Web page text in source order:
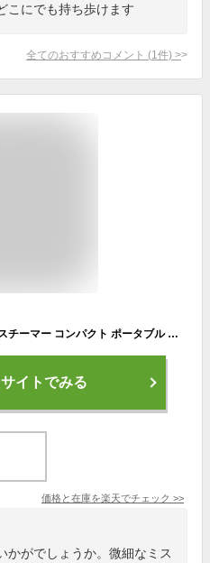
こにでも持ち歩けます
全てのおすすめコメント (1 件) >
送料無料 ミニ加湿器 USB充電式 スチーマー コンパクト ポータブル 加湿器 携帯用 持ち運び 卓上 光る 保湿 ミスト 潤う かわいい おしゃれ オフィス 卓上 ハンディ サイズ
イトでみる
価格と在庫を楽天でチェック >>
かがでしょうか。微細なミス